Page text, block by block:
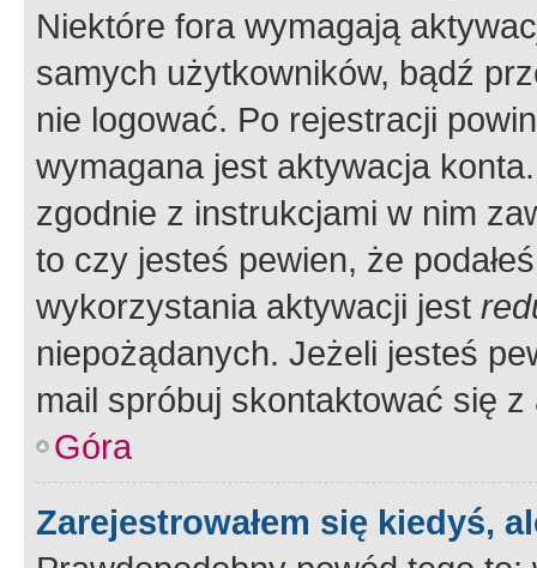
Niektóre fora wymagają
samych użytkowników, bądź
nie logować. Po rejestracji
wymagana jest aktywacja
zgodnie z instrukcjami w nim
to czy jesteś pewien, że
wykorzystania aktywacji jest
niepożądanych. Jeżeli jesteś
mail spróbuj skontaktować się
Góra
Zarejestrowałem się kiedyś,